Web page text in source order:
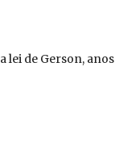
lei de Gerson, anos